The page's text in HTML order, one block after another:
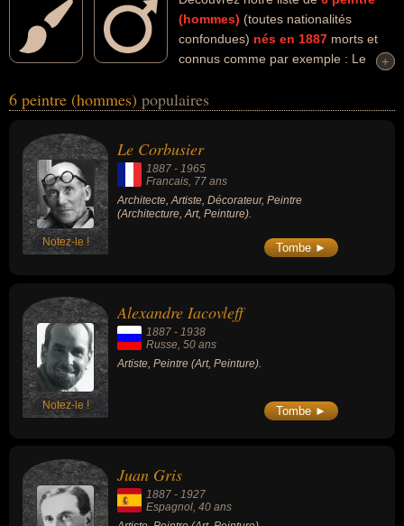
(hommes) (toutes nationalités
confondues) nés en 1887 morts et
connus comme par exemple : Le
Macke, Marcel Duchamp... Ces personnalités (de sexe masculin)
de l'art, de la peinture ou de la sculpture. Ces célébrités peuvent
également avoir été architecte, artiste, décorateur, écrivain ou
plasticien. En ce qui concerne leurs nationalités au moment de
leurs morts, ils peuvent avoir été francais, russe, espagnol,
biélorusse ou allemand par exemple.
+
+
6 peintre (hommes) populaires
Notez-le !
Le Corbusier
1887 - 1965
Francais, 77 ans
Architecte, Artiste, Décorateur, Peintre
(Architecture, Art, Peinture).
Tombe ►
Notez-le !
Alexandre Iacovleff
1887 - 1938
Russe , 50 ans
Artiste, Peintre (Art, Peinture).
Tombe ►
Juan Gris
1887 - 1927
Espagnol, 40 ans